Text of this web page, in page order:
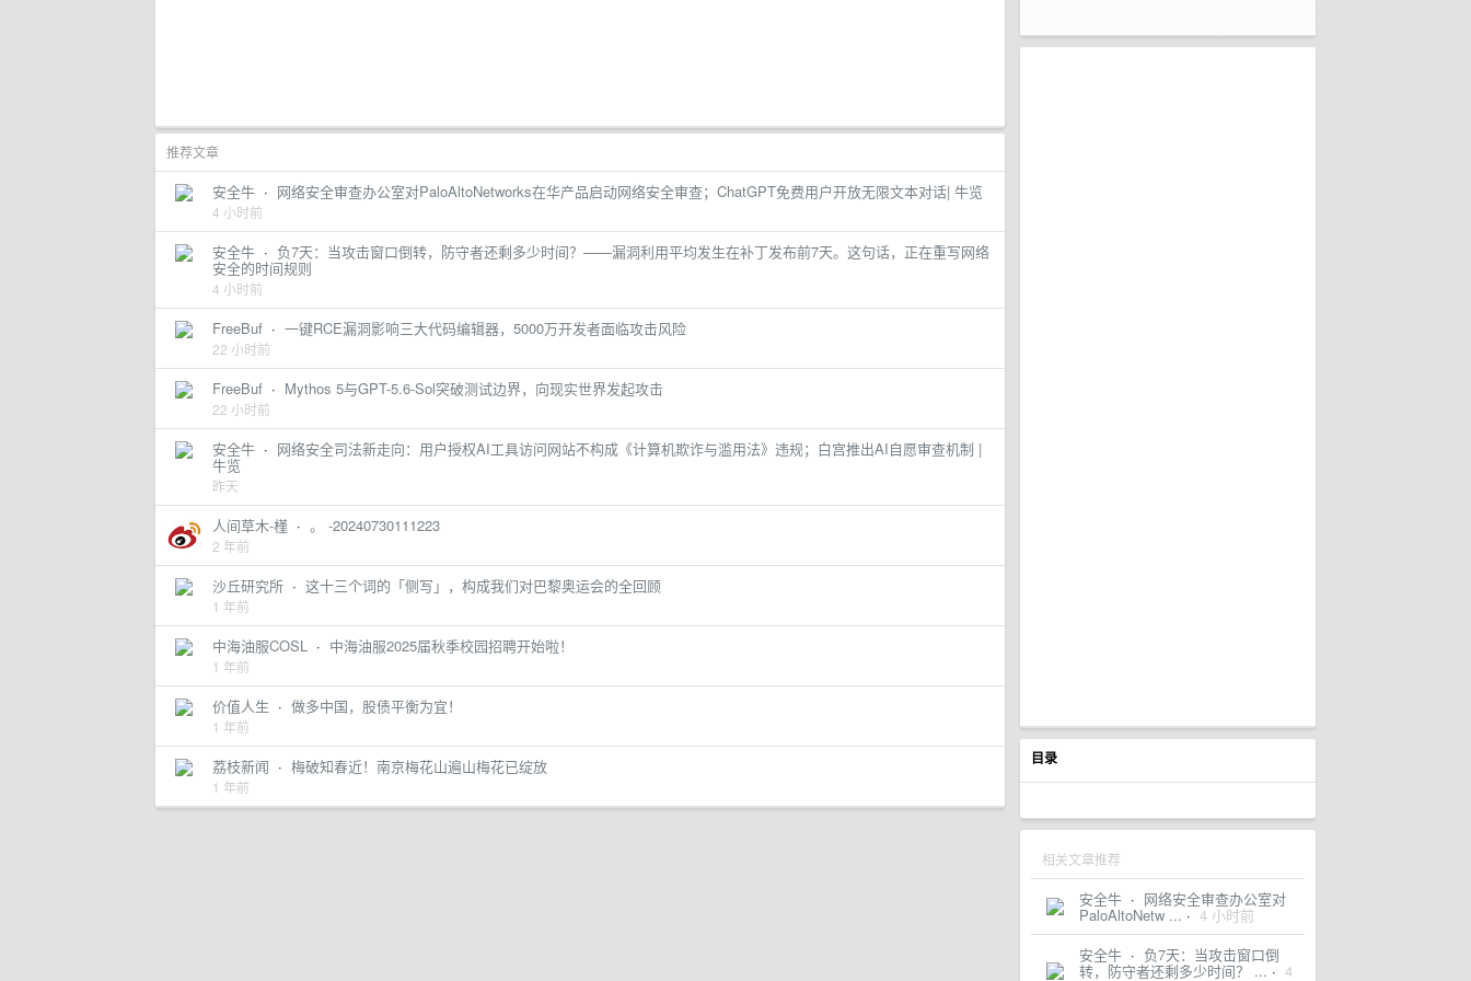
目录
相关文章推荐
安全牛 · 网络安全审查办公室对
PaloAltoNetw ... · 4 小时前
安全牛 · 负7天：当攻击窗口倒
转，防守者还剩多少时间？ ... · 4
推荐文章
安全牛 · 网络安全审查办公室对PaloAltoNetworks在华产品启动网络安全审查；ChatGPT免费用户开放无限文本对话| 牛览
4 小时前
安全牛 · 负7天：当攻击窗口倒转，防守者还剩多少时间？——漏洞利用平均发生在补丁发布前7天。这句话，正在重写网络
安全的时间规则
4 小时前
FreeBuf · 一键RCE漏洞影响三大代码编辑器，5000万开发者面临攻击风险
22 小时前
FreeBuf · Mythos 5与GPT-5.6-Sol突破测试边界，向现实世界发起攻击
22 小时前
安全牛 · 网络安全司法新走向：用户授权AI工具访问网站不构成《计算机欺诈与滥用法》违规；白宫推出AI自愿审查机制 |
牛览
昨天
人间草木-槿 · 。 -20240730111223
2 年前
沙丘研究所 · 这十三个词的「侧写」，构成我们对巴黎奥运会的全回顾
1 年前
中海油服COSL · 中海油服2025届秋季校园招聘开始啦！
1 年前
价值人生 · 做多中国，股债平衡为宜！
1 年前
荔枝新闻 · 梅破知春近！南京梅花山遍山梅花已绽放
1 年前